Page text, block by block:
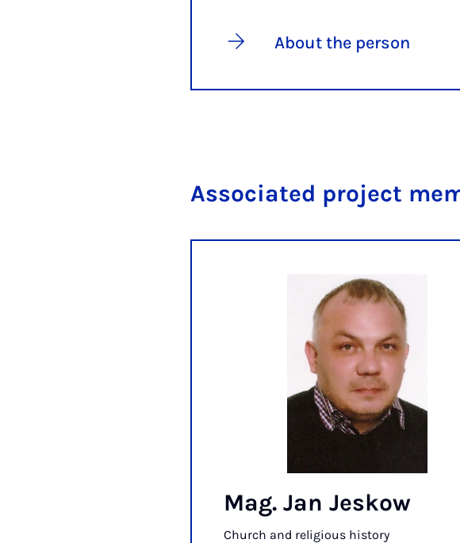
About the person
Associated project
Mag. Jan Jeskow
Church and religious history